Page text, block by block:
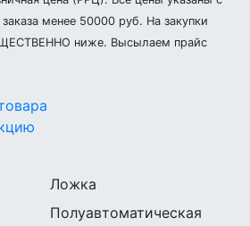
менее 50000 руб. На закупки
ниже. Высылаем прайс
Ложка
Полуавтоматическая